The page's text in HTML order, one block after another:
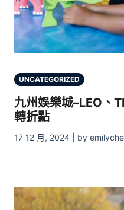
UNCATEGORIZED
九州娛樂城–LEO、
轉折點
17 12 月, 2024 | by